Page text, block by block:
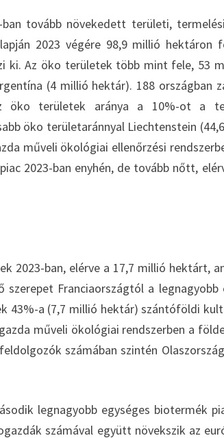
tovább növekedett területi,
2023 végére 98,9 millió hektáron
ki. Az öko területek több mint fele, 53
(4 millió hektár). 188 országban
öko területek aránya a 10%-ot a
öko területaránnyal Liechtenstein
műveli ökológiai ellenőrzési
2023-ban enyhén, de tovább nőtt,
2023-ban, elérve a 17,7 millió hektárt,
Franciaországtól a legnagyobb
43%-a (7,7 millió hektár) szántóföldi
műveli ökológiai rendszerben a
számában szintén
legnagyobb egységes biotermék
számával együtt növekszik az